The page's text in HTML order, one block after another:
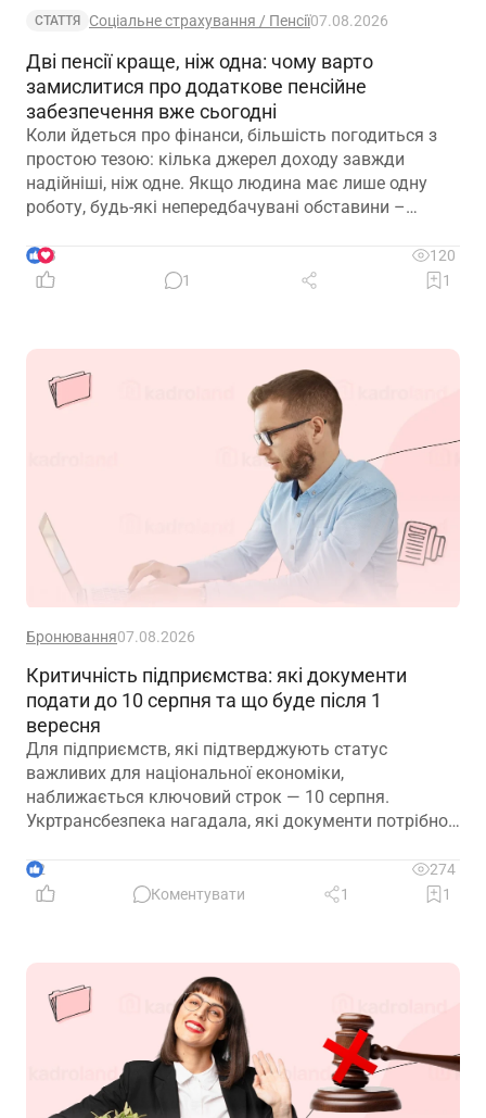
СТАТТЯ Соціальне страхування / Пенсії07.08.2026
Дві пенсії краще, ніж одна: чому варто
замислитися про додаткове пенсійне
забезпечення вже сьогодні
Коли йдеться про фінанси, більшість погодиться з
простою тезою: кілька джерел доходу завжди
надійніші, ніж одне. Якщо людина має лише одну
роботу, будь-які непередбачувані обставини –
окремій галузі – можуть миттєво позбавити її
доходу. Саме тому диверсифікація давно
застосовують до пенсійного забезпечення
3
120
1
1
Бронювання07.08.2026
Критичність підприємства: які документи
подати до 10 серпня та що буде після 1
вересня
Для підприємств, які підтверджують статус
важливих для національної економіки,
наближається ключовий строк — 10 серпня.
Укртрансбезпека нагадала, які документи потрібно
що очікує на компанії, які не встигнуть підтвердити
свій статус
2
274
Коментувати
1 1